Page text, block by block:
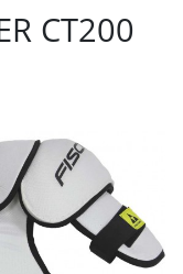
CT200